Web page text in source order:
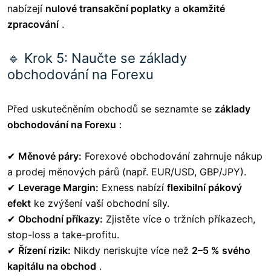
nabízejí nulové transakční poplatky a okamžité
zpracování.
🔹 Krok 5: Naučte se základy
obchodování na Forexu
Před uskutečněním obchodů se seznamte se základy
obchodování na Forexu :
✔ Měnové páry: Forexové obchodování zahrnuje nákup
a prodej měnových párů (např. EUR/USD, GBP/JPY).
✔ Leverage Margin: Exness nabízí flexibilní pákový
efekt ke zvýšení vaší obchodní síly.
✔ Obchodní příkazy: Zjistěte více o tržních příkazech,
stop-loss a take-profitu.
✔ Řízení rizik: Nikdy neriskujte více než 2–5 % svého
kapitálu na obchod .